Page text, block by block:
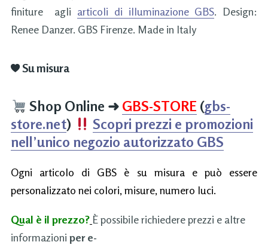
finiture agli articoli di illuminazione GBS. Design:
Renee Danzer. GBS Firenze. Made in Italy
Su misura
Shop Online ➜ GBS-STORE (gbs-
store.net)
Scopri prezzi e promozioni
nell’unico negozio autorizzato GBS
Ogni articolo di GBS è su misura e può essere
personalizzato nei colori, misure, numero luci.
Qual è il prezzo? È possibile richiedere prezzi e altre
informazioni per e-